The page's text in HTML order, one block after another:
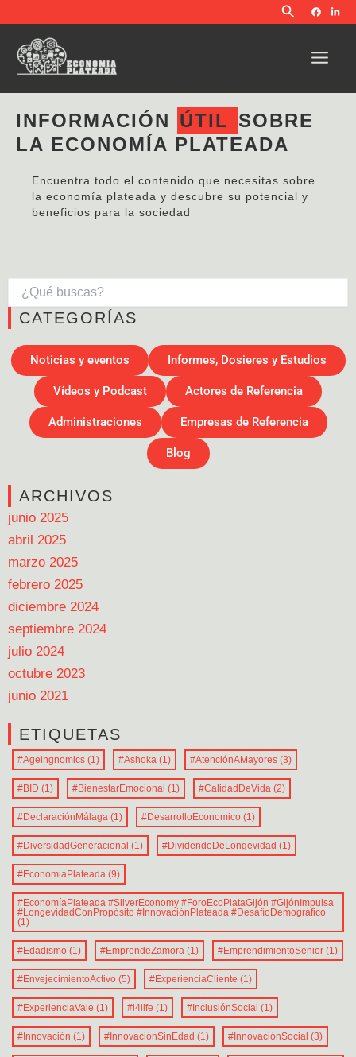
contenido
Buscar
INFORMACIÓN ÚTIL SOBRE
LA ECONOMÍA PLATEADA
Encuentra todo el contenido que necesitas sobre
la economía plateada y descubre su potencial y
beneficios para la sociedad
CATEGORÍAS
Noticias y eventos Informes, Dosieres y Estudios
Vídeos y Podcast Actores de Referencia
Administraciones Empresas de Referencia
Blog
ARCHIVOS
junio 2025
abril 2025
marzo 2025
febrero 2025
diciembre 2024
septiembre 2024
julio 2024
octubre 2023
junio 2021
ETIQUETAS
#Ageingnomics (1) #Ashoka (1) #AtenciónAMayores (3)
#BID (1) #BienestarEmocional (1) #CalidadDeVida (2)
#DeclaraciónMálaga (1) #DesarrolloEconomico (1)
#DiversidadGeneracional (1) #DividendoDeLongevidad (1)
#EconomiaPlateada (9)
#EconomíaPlateada #SilverEconomy #ForoEcoPlataGijón #GijónImpulsa
#LongevidadConPropósito #InnovaciónPlateada #DesafíoDemográfico
(1)
#Edadismo (1) #EmprendeZamora (1) #EmprendimientoSenior (1)
#EnvejecimientoActivo (5) #ExperienciaCliente (1)
#ExperienciaVale (1) #i4life (1) #InclusiónSocial (1)
#Innovación (1) #InnovaciónSinEdad (1) #InnovaciónSocial (3)